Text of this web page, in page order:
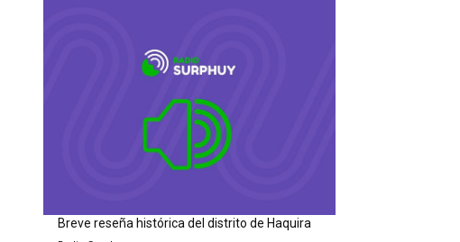
Breve reseña histórica del distrito de Haquira